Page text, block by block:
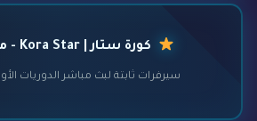
كورة ستار | Kora Star - مباريات HD
سيرفرات ثابتة لبث مباشر الدوريات